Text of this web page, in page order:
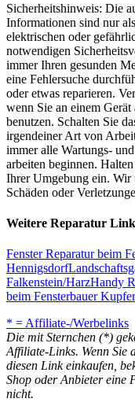
Sicherheitshinweis: Die
Informationen sind nur
elektrischen oder
notwendigen
immer Ihren gesunden
eine Fehlersuche
oder etwas reparieren.
wenn Sie an einem
benutzen. Schalten Sie
irgendeiner Art von
immer alle Wartungs-
arbeiten beginnen.
Ihrer Umgebung ein. Wir
Schäden oder
Weitere Reparatur
Fenster Reparatur beim
Hennigsdorf
Falkenstein/HarzHandy
beim Fensterbauer
* = Affiliate-/Werbelinks
Die mit Sternchen (*)
Affiliate-Links. Wenn Sie
diesen Link einkaufen,
Shop oder Anbieter eine
nicht.